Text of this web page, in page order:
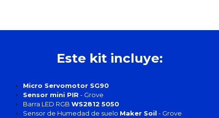
Este kit incluye:
Micro Servomotor SG90
Sensor mini PIR - Grove
Barra LED RGB WS2812 5050
Sensor de Humedad de suelo Maker Soil - Grove